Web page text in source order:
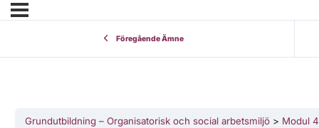
Föregående Ämne
Grundutbildning – Organisatorisk och social arbetsmiljö Modul